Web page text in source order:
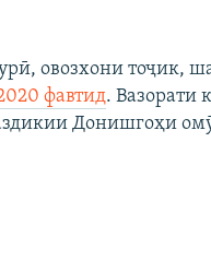
овозхони тоҷик,
фавтид. Вазорати
Донишгоҳи